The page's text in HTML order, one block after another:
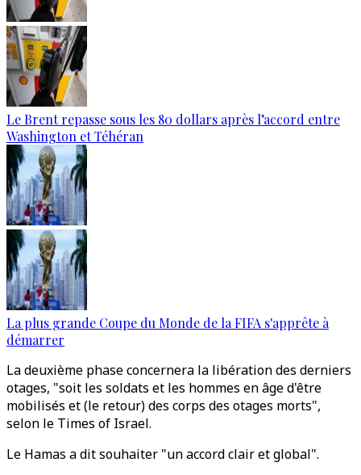
Le Brent repasse sous les 80 dollars après l’accord entre
Washington et Téhéran
La plus grande Coupe du Monde de la FIFA s'apprête à
démarrer
La deuxième phase concernera la libération des derniers
otages, "soit les soldats et les hommes en âge d'être
mobilisés et (le retour) des corps des otages morts",
selon le Times of Israel.
Le Hamas a dit souhaiter "un accord clair et global".